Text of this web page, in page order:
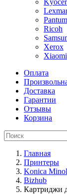
Pantum
Ricoh
Xerox
Оплата
Доставка
Гарантии
Отзывы
Корзина
Главная
Принтеры
Konica
Bizhub
Картриджи